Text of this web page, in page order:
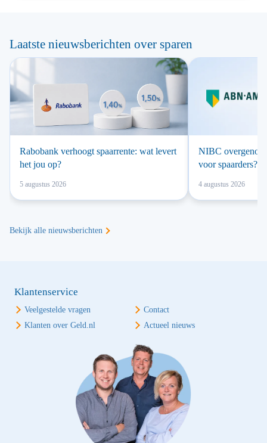
Laatste nieuwsberichten over sparen
Rabobank verhoogt spaarrente: wat levert
het jou op?
5 augustus 2026
NIBC
voor spaarders?
4 augustus 2026
Bekijk alle nieuwsberichten
Klantenservice
Veelgestelde vragen
Contact
Klanten over Geld.nl
Actueel nieuws